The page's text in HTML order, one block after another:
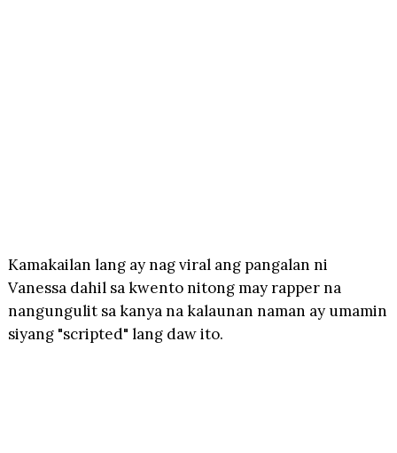
Kamakailan lang ay nag viral ang pangalan ni
Vanessa dahil sa kwento nitong may rapper na
nangungulit sa kanya na kalaunan naman ay umamin
siyang "scripted" lang daw ito.